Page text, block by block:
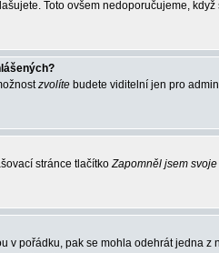
Toto ovšem nedoporučujeme,
zvolíte budete viditelní jen pro
stránce tlačítkoZapomněl jsem
v pořádku, pak se mohla odehrát jedna z